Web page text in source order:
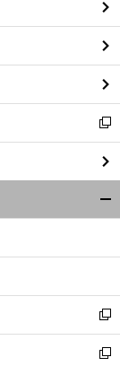
ィ
ン
ド
ウ
で
開
く
新
し
い
ウ
ィ
ン
ウ
開
く
新
し
い
新